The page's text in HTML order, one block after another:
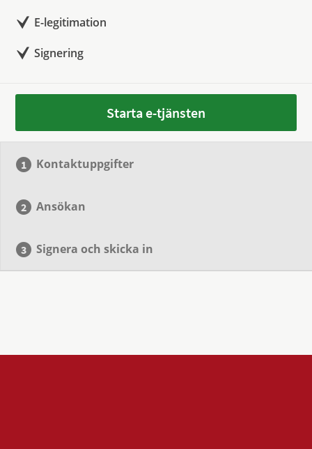
E-legitimation
Signering
Starta e-tjänsten
Kontaktuppgifter
Ansökan
Signera och skicka in